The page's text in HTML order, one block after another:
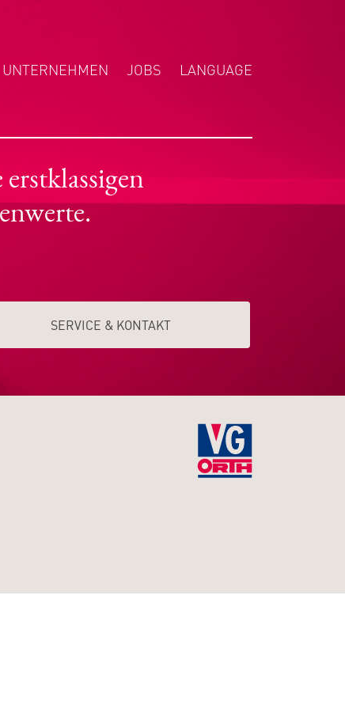
UNTERNEHMEN JOBS
LANGUAGE
SERVICE & KONTAKT